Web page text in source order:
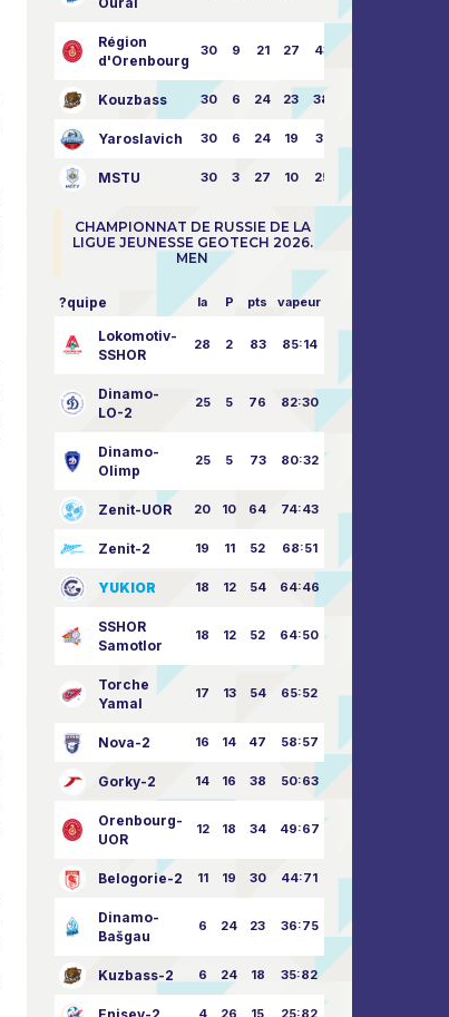
Région
d'Orenbourg
30 9 21 27 43:73
Kouzbass 30 6 24 23 38:76
Yaroslavich 30 6 24 19 31:80
MSTU 30 3 27 10 25:87
CHAMPIONNAT DE RUSSIE DE LA
LIGUE JEUNESSE GEOTECH 2026.
MEN
?quipe la P pts vapeur
Lokomotiv-
SSHOR
28 2 83 85:14
Dinamo-
LO-2
25 5 76 82:30
Dinamo-
Olimp
25 5 73 80:32
Zenit-UOR 20 10 64 74:43
Zenit-2 19 11 52 68:51
YUKIOR 18 12 54 64:46
SSHOR
Samotlor
18 12 52 64:50
Torche
Yamal
17 13 54 65:52
Nova-2 16 14 47 58:57
Gorky-2 14 16 38 50:63
Orenbourg-
UOR
12 18 34 49:67
Belogorie-2 11 19 30 44:71
Dinamo-
Bašgau
6 24 23 36:75
Kuzbass-2 6 24 18 35:82
4 26 15 25:82